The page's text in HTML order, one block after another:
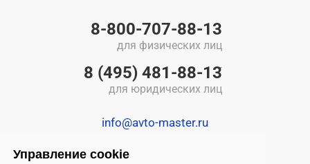
Управление cookie
8-800-707-88-13
для физических лиц
8 (495) 481-88-13
для юридических лиц
info@avto-master.ru